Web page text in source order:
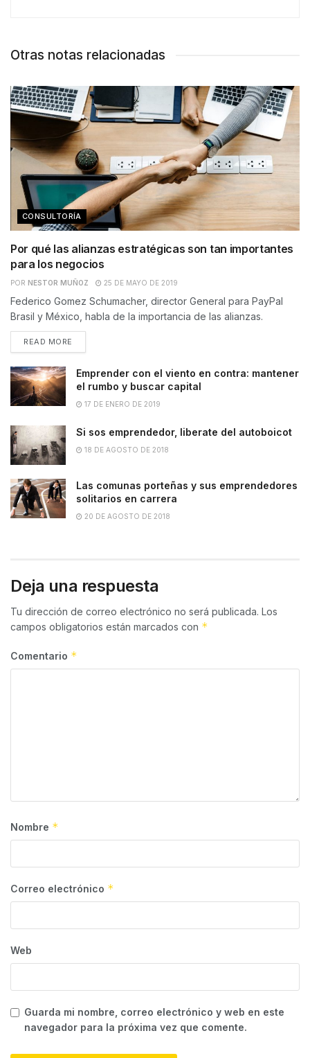
Otras notas relacionadas
CONSULTORÍA
Por qué las alianzas estratégicas son tan importantes
para los negocios
POR NESTOR MUÑOZ 25 DE MAYO DE 2019
Federico Gomez Schumacher, director General para PayPal
Brasil y México, habla de la importancia de las alianzas.
READ MORE
Emprender con el viento en contra: mantener
el rumbo y buscar capital
17 DE ENERO DE 2019
Si sos emprendedor, liberate del autoboicot
18 DE AGOSTO DE 2018
Las comunas porteñas y sus emprendedores
solitarios en carrera
20 DE AGOSTO DE 2018
Deja una respuesta
Tu dirección de correo electrónico no será publicada. Los
campos obligatorios están marcados con *
Comentario *
Nombre *
Correo electrónico *
Web
Guarda mi nombre, correo electrónico y web en este
navegador para la próxima vez que comente.